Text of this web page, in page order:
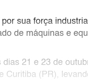
sua força
de máquinas e
21 e 23 de
Curitiba (PR),